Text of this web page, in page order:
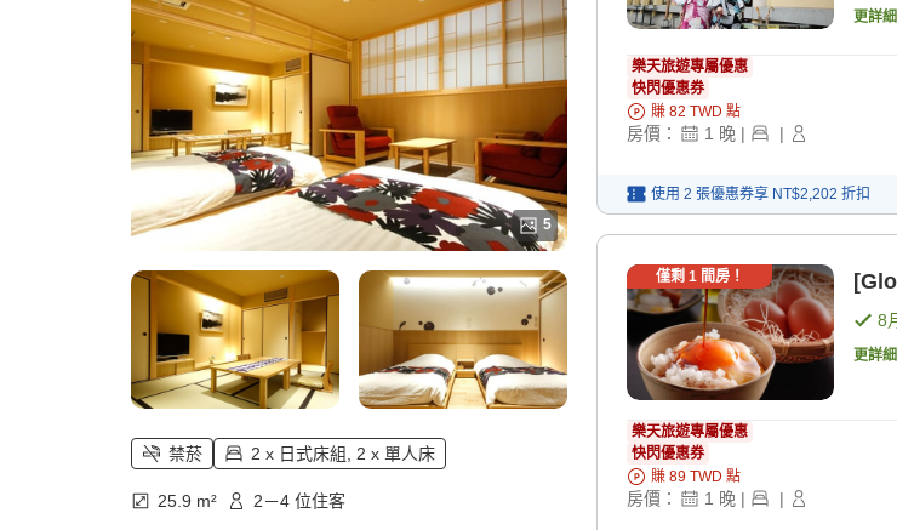
5
禁菸 2 x 日式床組, 2 x 單人床
25.9 m² 2－4 位住客
更詳
樂天旅遊專屬優惠
快閃優惠券
賺 82 TWD 點
房價： 1 晚 | |
使用 2 張優惠券享 NT$2,202 折扣
僅剩 1 間房！
8
更詳
樂天旅遊專屬優惠
快閃優惠券
賺 89 TWD 點
房價： 1 晚 | |